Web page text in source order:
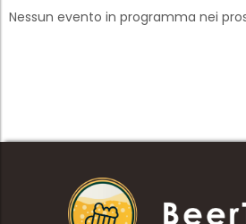
Nessun evento in programma nei